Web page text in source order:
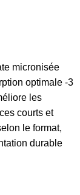
micronisée
optimale -3
les
courts et
le format,
durable